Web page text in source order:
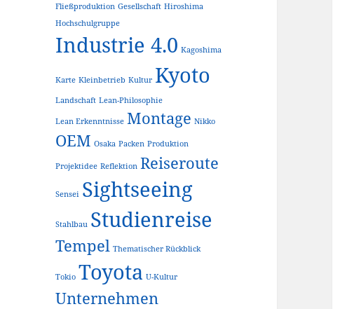
Fließproduktion Gesellschaft Hiroshima
Hochschulgruppe
Industrie 4.0 Kagoshima
Karte Kleinbetrieb Kultur Kyoto
Landschaft Lean-Philosophie
Lean Erkenntnisse Montage Nikko
OEM Osaka Packen Produktion
Projektidee Reflektion Reiseroute
Sensei Sightseeing
Stahlbau Studienreise
Tempel Thematischer Rückblick
Tokio Toyota U-Kultur
Unternehmen